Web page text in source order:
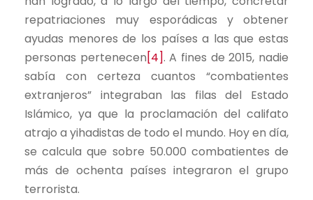
repatriaciones muy esporádicas y obtener
ayudas menores de los países a las que estas
personas pertenecen[4]. A fines de 2015, nadie
sabía con certeza cuantos “combatientes
extranjeros” integraban las filas del Estado
Islámico, ya que la proclamación del califato
atrajo a yihadistas de todo el mundo. Hoy en día,
se calcula que sobre 50.000 combatientes de
más de ochenta países integraron el grupo
terrorista.